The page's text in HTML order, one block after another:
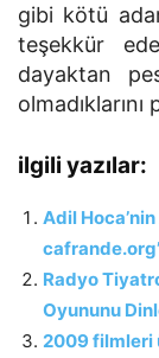
gibi kötü
teşekkür
dayaktan
ilgili yazılar:
Adil
Radyo
Oyununu
2009 filmleri